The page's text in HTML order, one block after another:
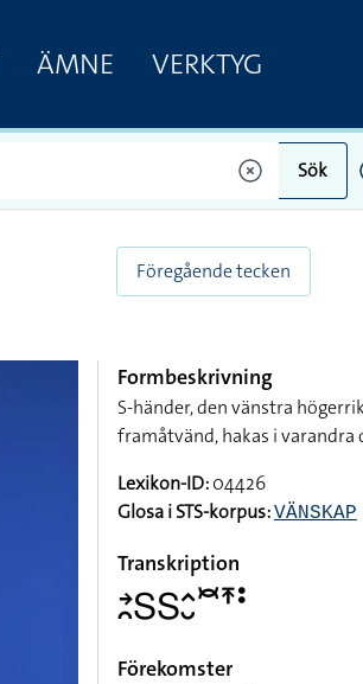
ÄMNE VERKTYG
Sök
Föregående tecken
Formbeskrivning
S-händer, den vänstra
framåtvänd, hakas i
Lexikon-ID:04426
Glosa i STS-korpus:VÄNSKAP
Transkription
􌥔􌥘􌥅􌥅􌤵􌤷􌥫􌥵􌥻
Förekomster